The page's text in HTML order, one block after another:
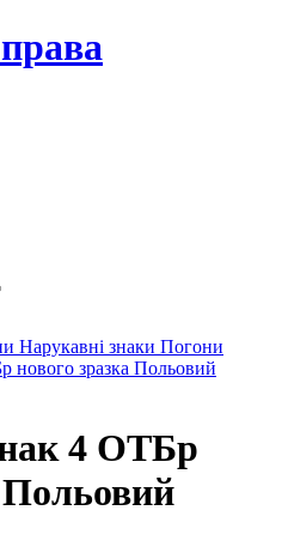
Нарукавні знаки Погони
нового зразка Польовий
4 ОТБр
Польовий